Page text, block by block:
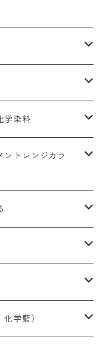
学染料
ントレンジカラ
学藍）